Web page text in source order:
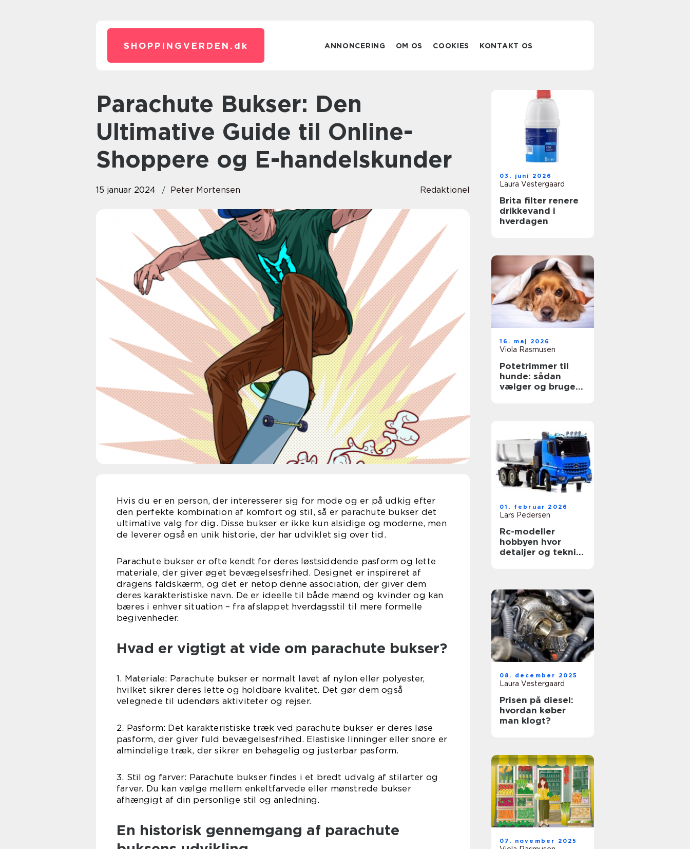
SHOPPINGVERDEN. dk ANNONCERING OM OS COOKIES KONTAKT OS
Parachute Bukser: Den
Ultimative Guide til Online-
Shoppere og E-handelskunder
15 januar 2024 Peter Mortensen Redaktionel
Hvis du er en person, der interesserer sig for mode og er på udkig efter
den perfekte kombination af komfort og stil, så er parachute bukser det
ultimative valg for dig. Disse bukser er ikke kun alsidige og moderne, men
de leverer også en unik historie, der har udviklet sig over tid.
Parachute bukser er ofte kendt for deres løstsiddende pasform og lette
materiale, der giver øget bevægelsesfrihed. Designet er inspireret af
dragens faldskærm, og det er netop denne association, der giver dem
deres karakteristiske navn. De er ideelle til både mænd og kvinder og kan
bæres i enhver situation – fra afslappet hverdagsstil til mere formelle
begivenheder.
Hvad er vigtigt at vide om parachute bukser?
1. Materiale: Parachute bukser er normalt lavet af nylon eller polyester,
hvilket sikrer deres lette og holdbare kvalitet. Det gør dem også
velegnede til udendørs aktiviteter og rejser.
2. Pasform: Det karakteristiske træk ved parachute bukser er deres løse
pasform, der giver fuld bevægelsesfrihed. Elastiske linninger eller snore er
almindelige træk, der sikrer en behagelig og justerbar pasform.
3. Stil og farver: Parachute bukser findes i et bredt udvalg af stilarter og
farver. Du kan vælge mellem enkeltfarvede eller mønstrede bukser
afhængigt af din personlige stil og anledning.
En historisk gennemgang af parachute
03. juni 2026
Laura Vestergaard
Brita filter renere
drikkevand i
hverdagen
16. maj 2026
Viola Rasmusen
Potetrimmer til
hunde: sådan
vælger og bruger
01. februar 2026
Lars Pedersen
Rc-modeller
hobbyen hvor
detaljer og teknik
08. december 2025
Laura Vestergaard
Prisen på diesel:
hvordan køber
man klogt?
07. november 2025